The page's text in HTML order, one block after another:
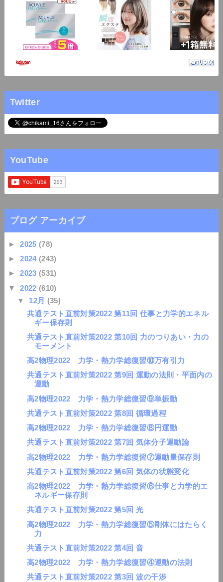
Twitter
YouTube
ブログ アーカイブ
►2025 (78)
►2024 (243)
►2023 (531)
▼2022 (610)
▼ 12月 (35)
共通テスト直前対策2022 第11回 仕事と力学的エネル
ギー保存則
共通テスト直前対策2022 第10回 力のつりあい・力の
モーメント
高2物理2022 力学・熱力学総復習⑩万有引力
共通テスト直前対策2022 第9回 運動の法則・平面内の
運動
高2物理2022 力学・熱力学総復習⑨単振動
共通テスト直前対策2022 第8回 循環過程
高2物理2022 力学・熱力学総復習⑧円運動
共通テスト直前対策2022 第7回 気体分子運動論
高2物理2022 力学・熱力学総復習⑦運動量保存則
共通テスト直前対策2022 第6回 気体の状態変化
高2物理2022 力学・熱力学総復習⑥仕事と力学的エ
ネルギー保存則
共通テスト直前対策2022 第5回 光
高2物理2022 力学・熱力学総復習⑤剛体にはたらく
力
共通テスト直前対策2022 第4回 音
高2物理2022 力学・熱力学総復習④運動の法則
共通テスト直前対策2022 第3回 波の干渉